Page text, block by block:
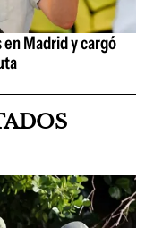
en Madrid y cargó